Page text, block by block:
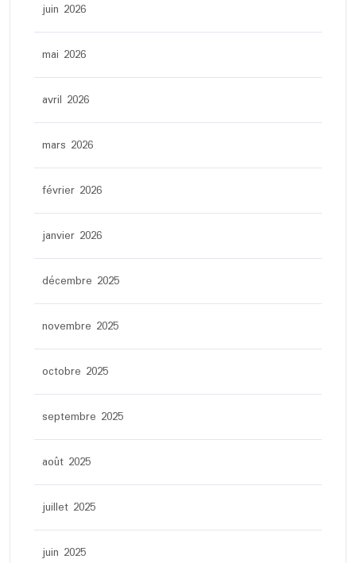
juin 2026
mai 2026
avril 2026
mars 2026
février 2026
janvier 2026
décembre 2025
novembre 2025
octobre 2025
septembre 2025
août 2025
juillet 2025
juin 2025